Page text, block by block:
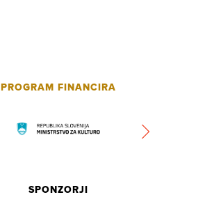
PROGRAM FINANCIRA
SPONZORJI